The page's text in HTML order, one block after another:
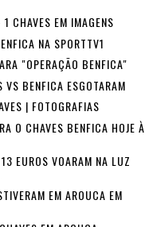
CHAVES EM IMAGENS
NA SPORTTV1
"OPERAÇÃO BENFICA"
VS BENFICA ESGOTARAM
| FOTOGRAFIAS
O CHAVES BENFICA HOJE À
EUROS VOARAM NA LUZ
EM AROUCA EM